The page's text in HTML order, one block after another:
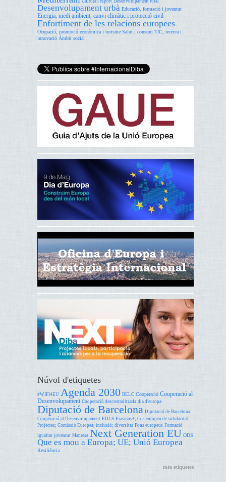
Desenvolupament urbà Educació, formació i joventut
Energia, medi ambient, canvi climàtic i protecció civil
Enfortiment de les relacions europees
Ocupació, promoció econòmica i turisme Salut i consum TIC, recerca i
innovació Àmbit social
Núvol d'etiquetes
#WIFI4EU Agenda 2030 BELC Cooperació Cooperació al
Desenvolupament Cooperació descentralitzada dia d'europa
Diputació de Barcelona Diputació de Barcelona;
Cooperació al Desenvolupament EDLS Erasmus+; Cos europeu de solidaritat;
Projectes; Comissió Europea; inclusió; diversitat Fons europeus Formació
igualtat joventut Manresa Next Generation EU ODS
Que es mou a Europa; UE; Unió Europea
Resiliència
més etiquetes